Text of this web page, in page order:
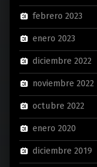
febrero 2023
enero 2023
diciembre 2022
noviembre 2022
octubre 2022
enero 2020
diciembre 2019